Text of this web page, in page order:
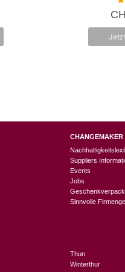
CHANGEMAKER
Suppliers
Events
Jobs
Sinnvolle
Thun
Winterthur